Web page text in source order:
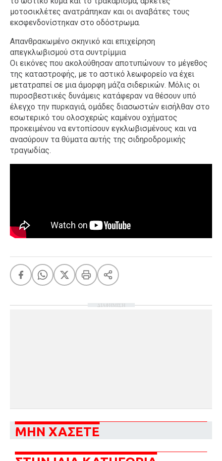
μοτοσικλέτες ανατράπηκαν και οι αναβάτες τους
εκσφενδονίστηκαν στο οδόστρωμα.
Απανθρακωμένο σκηνικό και επιχείρηση
απεγκλωβισμού στα συντρίμμια
Οι εικόνες που ακολούθησαν αποτυπώνουν το μέγεθος
της καταστροφής, με το αστικό λεωφορείο να έχει
μετατραπεί σε μια άμορφη μάζα σιδερικών. Μόλις οι
πυροσβεστικές δυνάμεις κατάφεραν να θέσουν υπό
έλεγχο την πυρκαγιά, ομάδες διασωστών εισήλθαν στο
εσωτερικό του ολοσχερώς καμένου οχήματος
προκειμένου να εντοπίσουν εγκλωβισμένους και να
ανασύρουν τα θύματα αυτής της σιδηροδρομικής
τραγωδίας.
ΔΙΑΦΗΜΙΣΗ
ΜΗΝ ΧΑΣΕΤΕ